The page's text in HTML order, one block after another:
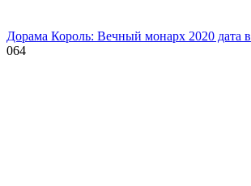
Дорама Король: Вечный монарх 2020 дата
064